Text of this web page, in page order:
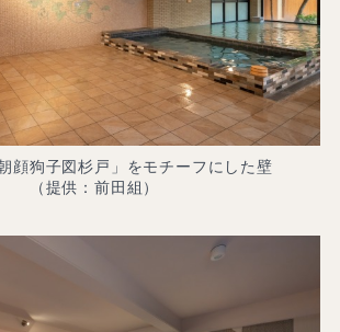
顔狗子図杉戸」をモチーフにした壁
（提供：前田組）